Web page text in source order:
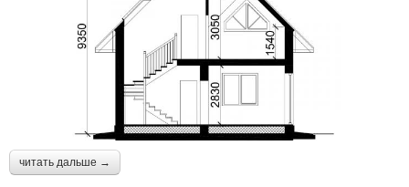
читать дальше →